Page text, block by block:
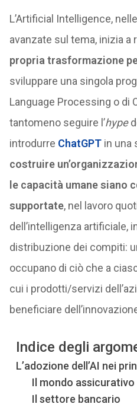
L’Artificial Intelligence,
avanzate sul tema, inizia a
propria trasformazione
sviluppare una singola
Language Processing o di
tantomeno seguire l’hype
introdurre ChatGPTin una
costruire
le capacità umane siano
supportate, nel lavoro
dell’intelligenza artificiale,
distribuzione dei compiti:
occupano di ciò che a
cui i prodotti/servizi
beneficiare
Indice degli
L’adozione dell’AI nei
Il mondo assicurativo
Il settore bancario